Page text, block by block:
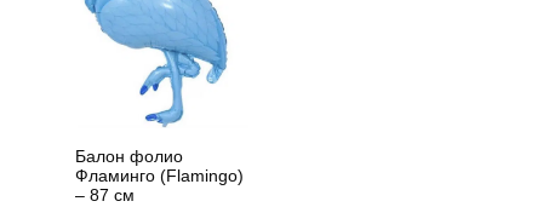
Балон фолио
Фламинго (Flamingo)
– 87 см